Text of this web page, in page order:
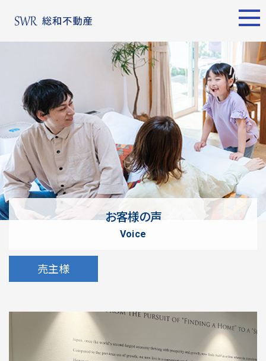
名古屋エリア
物件検索
物件一覧
東京エリア
物件検索
物件一覧
エリア別
名古屋エリア
不動産売却
について
購入希望者
情報一覧
について
売却サポート
シーンごとの売却
売り方のメリット・デメ
リット
買い替えの流れ
売却実績
戸建てを高く売るための
お客様の声
voice
売主様